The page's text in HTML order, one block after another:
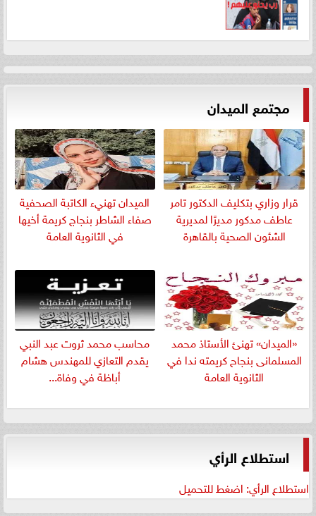
مجتمع الميدان
قرار وزاري بتكليف الدكتور تامر
عاطف مدكور مديرًا لمديرية
الشئون الصحية بالقاهرة
الميدان تهنيء الكاتبة الصحفية
صفاء الشاطر بنجاج كريمة أخيها
في الثانوية العامة
«الميدان» تهنئ الأستاذ محمد
المسلمانى بنجاح كريمته ندا في
الثانوية العامة
​محاسب محمد ثروت عبد النبي
يقدم التعازي للمهندس هشام
أباظة في وفاة...
استطلاع الرأي
استطلاع الرأي: اضغط للتحميل